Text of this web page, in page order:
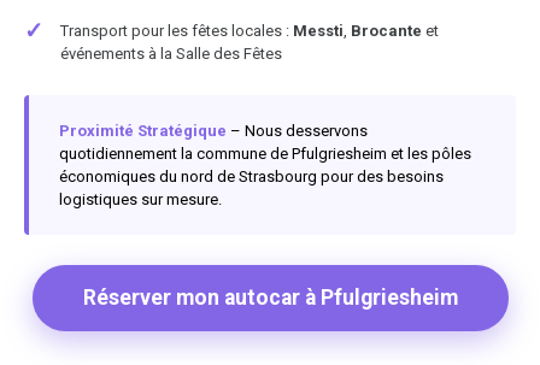
✓ Transport pour les fêtes locales : Messti Brocante et
événements à la Salle des Fêtes
Proximité Stratégique – Nous desservons
quotidiennement la commune de Pfulgriesheim et les pôles
économiques du nord de Strasbourg pour des besoins
logistiques sur mesure.
Réserver mon autocar à Pfulgriesheim